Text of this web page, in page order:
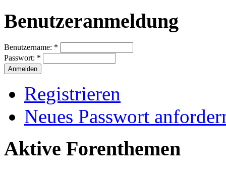
Benutzeranmeldung
Benutzername: *
Passwort: *
Registrieren
Neues Passwort
Aktive Forenthemen